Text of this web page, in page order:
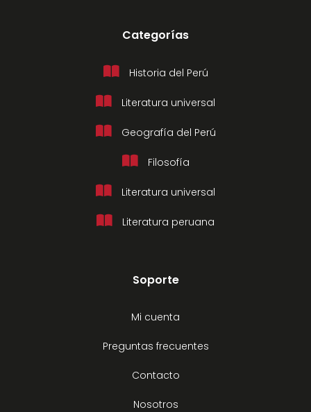
Categorías
Historia del Perú
Literatura universal
Geografía del Perú
Filosofía
Literatura universal
Literatura peruana
Soporte
Mi cuenta
Preguntas frecuentes
Contacto
Nosotros